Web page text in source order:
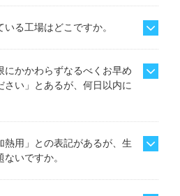
る工場はどこですか。
にかかわらずなるべくお早め
さい」とあるが、何日以内に
熱用」との表記があるが、生
いですか。